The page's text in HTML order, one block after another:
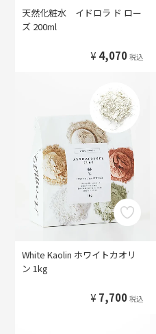
天然化粧水 イドロラ ド ロー
ズ 200ml
¥ 4,070 税込
White Kaolin ホワイトカオリ
ン 1kg
¥ 7,700 税込